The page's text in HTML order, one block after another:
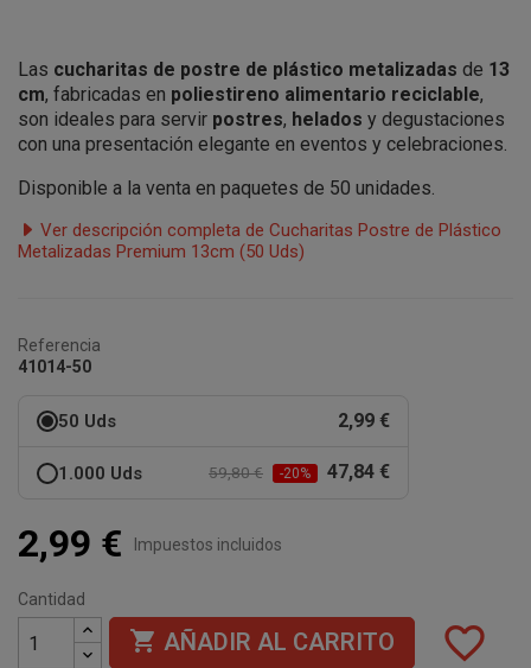
Las cucharitas de postre de plástico metalizadas de 13
cm, fabricadas en poliestireno alimentario reciclable,
son ideales para servir postres, helados y degustaciones
con una presentación elegante en eventos y celebraciones.
Disponible a la venta en paquetes de 50 unidades.
Ver descripción completa de Cucharitas Postre de Plástico
Metalizadas Premium 13cm (50 Uds)
Referencia
41014-50
50 Uds 2,99 €
1.000 Uds 59,80 € -20% 47,84 €
2,99 € Impuestos incluidos
Cantidad
 AÑADIR AL CARRITO favorite_border